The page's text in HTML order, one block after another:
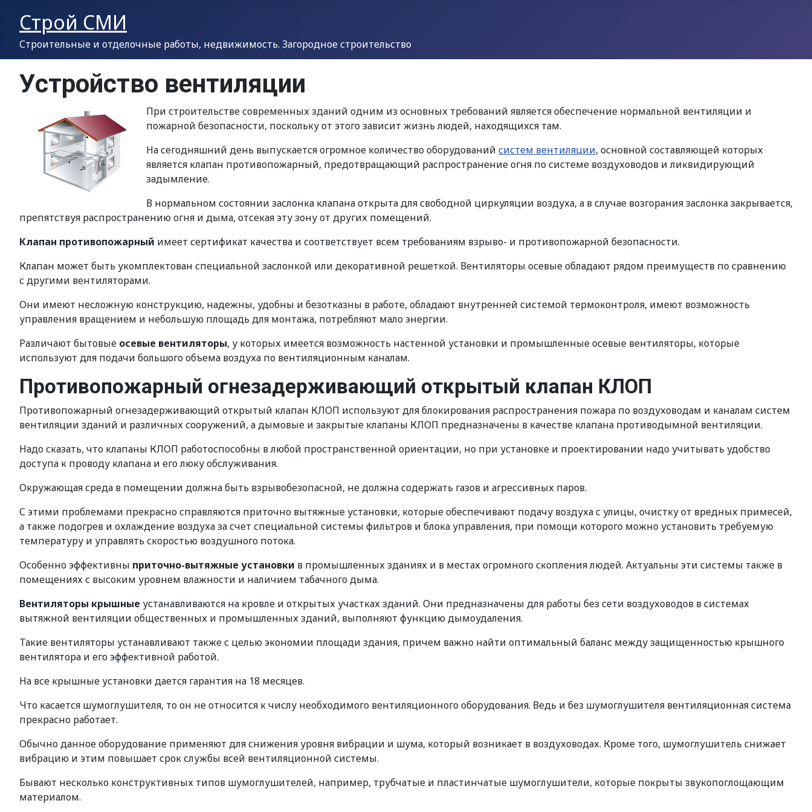
Строй СМИ
Строительные и отделочные работы, недвижимость. Загородное строительство
Устройство вентиляции
При строительстве современных зданий одним из основных требований является обеспечение нормальной вентиляции и
пожарной безопасности, поскольку от этого зависит жизнь людей, находящихся там.
На сегодняшний день выпускается огромное количество оборудований систем вентиляции, основной составляющей которых
является клапан противопожарный, предотвращающий распространение огня по системе воздуховодов и ликвидирующий
задымление.
В нормальном состоянии заслонка клапана открыта для свободной циркуляции воздуха, а в случае возгорания заслонка закрывается,
препятствуя распространению огня и дыма, отсекая эту зону от других помещений.
Клапан противопожарный имеет сертификат качества и соответствует всем требованиям взрыво- и противопожарной безопасности.
Клапан может быть укомплектован специальной заслонкой или декоративной решеткой. Вентиляторы осевые обладают рядом преимуществ по сравнению
с другими вентиляторами.
Они имеют несложную конструкцию, надежны, удобны и безотказны в работе, обладают внутренней системой термоконтроля, имеют возможность
управления вращением и небольшую площадь для монтажа, потребляют мало энергии.
Различают бытовые осевые вентиляторы, у которых имеется возможность настенной установки и промышленные осевые вентиляторы, которые
используют для подачи большого объема воздуха по вентиляционным каналам.
Противопожарный огнезадерживающий открытый клапан КЛОП
Противопожарный огнезадерживающий открытый клапан КЛОП используют для блокирования распространения пожара по воздуховодам и каналам систем
вентиляции зданий и различных сооружений, а дымовые и закрытые клапаны КЛОП предназначены в качестве клапана противодымной вентиляции.
Надо сказать, что клапаны КЛОП работоспособны в любой пространственной ориентации, но при установке и проектировании надо учитывать удобство
доступа к проводу клапана и его люку обслуживания.
Окружающая среда в помещении должна быть взрывобезопасной, не должна содержать газов и агрессивных паров.
С этими проблемами прекрасно справляются приточно вытяжные установки, которые обеспечивают подачу воздуха с улицы, очистку от вредных примесей,
а также подогрев и охлаждение воздуха за счет специальной системы фильтров и блока управления, при помощи которого можно установить требуемую
температуру и управлять скоростью воздушного потока.
Особенно эффективны приточно-вытяжные установки в промышленных зданиях и в местах огромного скопления людей. Актуальны эти системы также в
помещениях с высоким уровнем влажности и наличием табачного дыма.
Вентиляторы крышные устанавливаются на кровле и открытых участках зданий. Они предназначены для работы без сети воздуховодов в системах
вытяжной вентиляции общественных и промышленных зданий, выполняют функцию дымоудаления.
Такие вентиляторы устанавливают также с целью экономии площади здания, причем важно найти оптимальный баланс между защищенностью крышного
вентилятора и его эффективной работой.
На все крышные установки дается гарантия на 18 месяцев.
Что касается шумоглушителя, то он не относится к числу необходимого вентиляционного оборудования. Ведь и без шумоглушителя вентиляционная система
прекрасно работает.
Обычно данное оборудование применяют для снижения уровня вибрации и шума, который возникает в воздуховодах. Кроме того, шумоглушитель снижает
вибрацию и этим повышает срок службы всей вентиляционной системы.
Бывают несколько конструктивных типов шумоглушителей, например, трубчатые и пластинчатые шумоглушители, которые покрыты звукопоглощающим
материалом.